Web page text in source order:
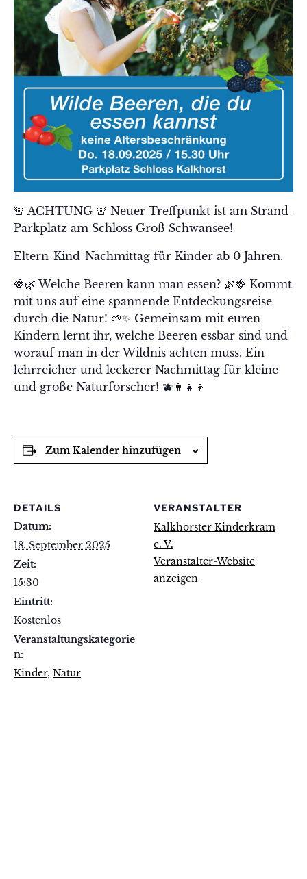
🚨 ACHTUNG 🚨 Neuer Treffpunkt ist am Strand-
Parkplatz am Schloss Groß Schwansee!
Eltern-Kind-Nachmittag für Kinder ab 0 Jahren.
🍓🌿 Welche Beeren kann man essen? 🌿🍓 Kommt
mit uns auf eine spannende Entdeckungsreise
durch die Natur! 🌱✨ Gemeinsam mit euren
Kindern lernt ihr, welche Beeren essbar sind und
worauf man in der Wildnis achten muss. Ein
lehrreicher und leckerer Nachmittag für kleine
und große Naturforscher! 🫐👩‍👧‍👦
Zum Kalender hinzufügen
DETAILS
Datum:
18. September 2025
Zeit:
15:30
Eintritt:
Kostenlos
Veranstaltungskategorie
n:
Kinder, Natur
VERANSTALTER
Kalkhorster Kinderkram
e. V.
Veranstalter-Website
anzeigen